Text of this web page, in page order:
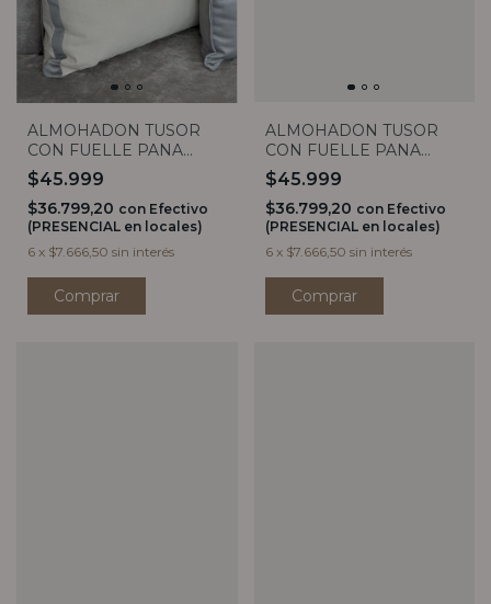
ALMOHADON TUSOR
CON FUELLE PANA
GRIS 50X50
$45.999
$36.799,20 con Efectivo
(PRESENCIAL en locales)
6 x $7.666,50 sin interés
Comprar
ALMOHADON TUSOR
CON FUELLE PANA
VERDE 50X50
$45.999
$36.799,20 con Efectivo
(PRESENCIAL en locales)
6 x $7.666,50 sin interés
Comprar